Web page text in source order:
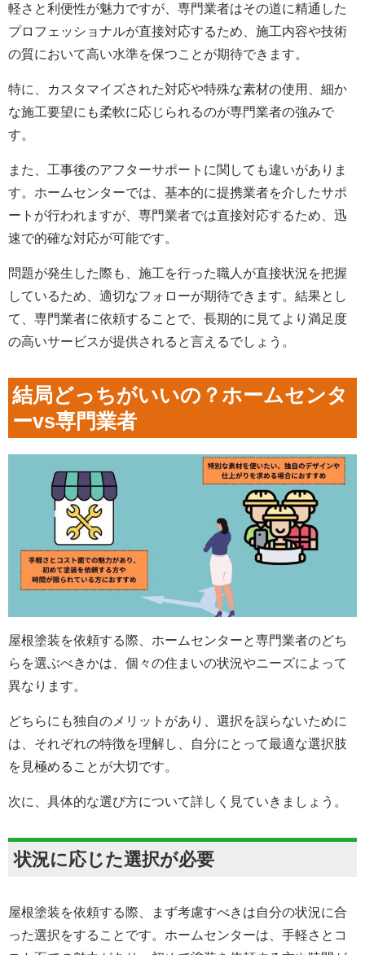
軽さと利便性が魅力ですが、専門業者はその道に精通した
プロフェッショナルが直接対応するため、施工内容や技術
の質において高い水準を保つことが期待できます。
特に、カスタマイズされた対応や特殊な素材の使用、細か
な施工要望にも柔軟に応じられるのが専門業者の強みで
す。
また、工事後のアフターサポートに関しても違いがありま
す。ホームセンターでは、基本的に提携業者を介したサポ
ートが行われますが、専門業者では直接対応するため、迅
速で的確な対応が可能です。
問題が発生した際も、施工を行った職人が直接状況を把握
しているため、適切なフォローが期待できます。結果とし
て、専門業者に依頼することで、長期的に見てより満足度
の高いサービスが提供されると言えるでしょう。
結局どっちがいいの？ホームセンタ
ーvs専門業者
屋根塗装を依頼する際、ホームセンターと専門業者のどち
らを選ぶべきかは、個々の住まいの状況やニーズによって
異なります。
どちらにも独自のメリットがあり、選択を誤らないために
は、それぞれの特徴を理解し、自分にとって最適な選択肢
を見極めることが大切です。
次に、具体的な選び方について詳しく見ていきましょう。
状況に応じた選択が必要
屋根塗装を依頼する際、まず考慮すべきは自分の状況に合
った選択をすることです。ホームセンターは、手軽さとコ